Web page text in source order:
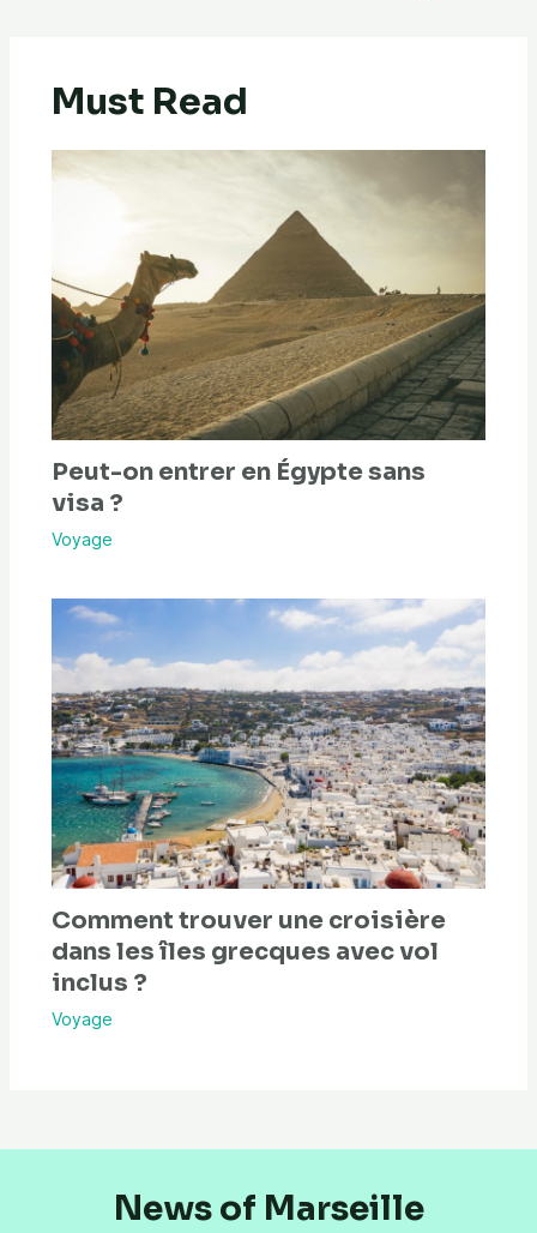
Must Read
Peut-on entrer en Égypte sans
visa ?
Voyage
Comment trouver une croisière
dans les îles grecques avec vol
inclus ?
Voyage
News of Marseille